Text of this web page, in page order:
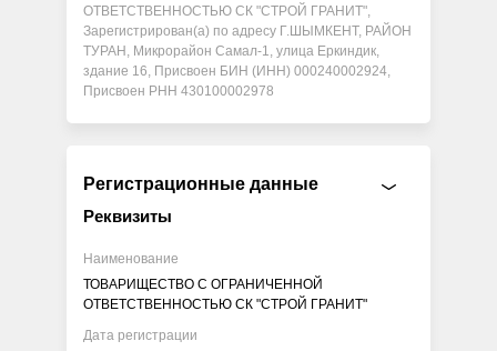
ОТВЕТСТВЕННОСТЬЮ СК "СТРОЙ ГРАНИТ",
Зарегистрирован(а) по адресу Г.ШЫМКЕНТ, РАЙОН
ТУРАН, Микрорайон Самал-1, улица Еркиндик,
здание 16, Присвоен БИН (ИНН) 000240002924,
Присвоен РНН 430100002978
Регистрационные данные
Реквизиты
Наименование
ТОВАРИЩЕСТВО С ОГРАНИЧЕННОЙ
ОТВЕТСТВЕННОСТЬЮ СК "СТРОЙ ГРАНИТ"
Дата регистрации